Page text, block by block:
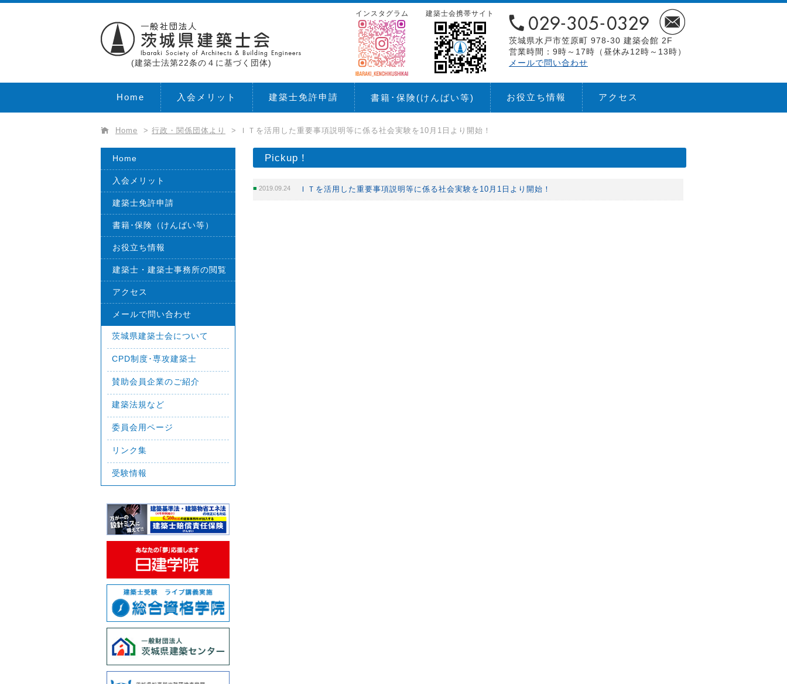
(建築士法第22条の４に基づく団体)
茨城県水戸市笠原町 978-30 建築会館 2F
営業時間：9時～17時（昼休み12時～13時）
メールで問い合わせ
建築士会携帯サイト
インスタグラム
Home 入会メリット 建築士免許申請 書籍･保険(けんばい等) お役立ち情報 アクセス
Home > 行政・関係団体より > ＩＴを活用した重要事項説明等に係る社会実験を10月1日より開始！
Pickup！
2019.09.24 ＩＴを活用した重要事項説明等に係る社会実験を10月1日より開始！
Home
入会メリット
建築士免許申請
書籍･保険（けんばい等）
お役立ち情報
建築士・建築士事務所の閲覧
アクセス
メールで問い合わせ
茨城県建築士会について
CPD制度･専攻建築士
賛助会員企業のご紹介
建築法規など
委員会用ページ
リンク集
受験情報